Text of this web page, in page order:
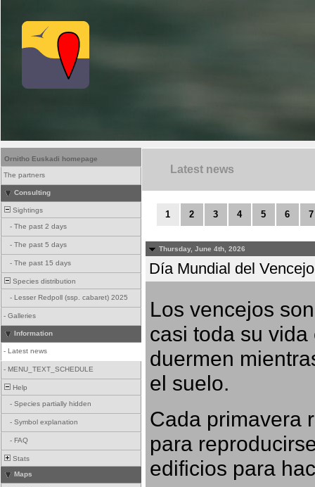
Ornitho Euskadi homepage
The partners
Consulting
Sightings
- The past 2 days
- The past 5 days
- The past 15 days
Species distribution
- Lesser Redpoll (ssp. cabaret) 2025
- Galleries
Information
- Latest news
- MENU_TEXT_SCHEDULE
Help
- Species partially hidden
- Symbol explanation
- FAQ
Stats
Maps
Latest news
1 2 3 4 5 6 7
Thursday, June 4th, 2026
Día Mundial del
Los vencejos
casi toda su
duermen
el suelo.
Cada primavera
para
edificios para